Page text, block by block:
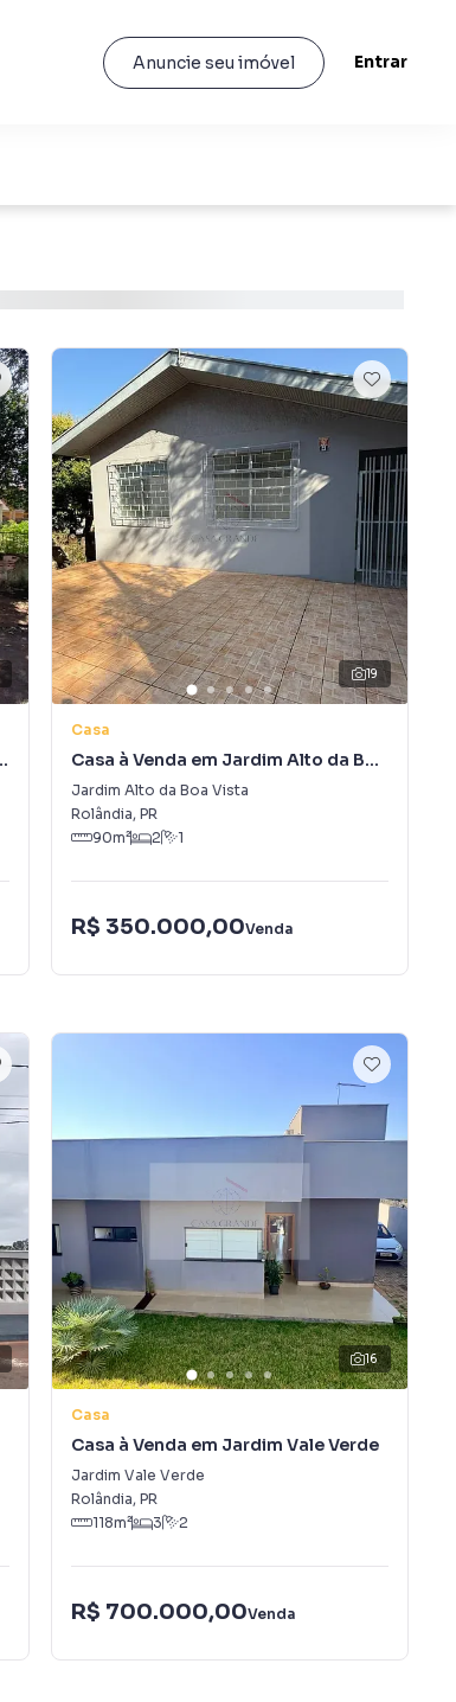
Anuncie seu imóvel Entrar
19
Casa
Casa à Venda em Jardim Alto da Boa
Vista
Jardim Alto da Boa Vista
Rolândia, PR
90m² 2 1
R$ 350.000,00Venda
16
Casa
Casa à Venda em Jardim Vale Verde
Jardim Vale Verde
Rolândia, PR
118m² 3 2
R$ 700.000,00Venda